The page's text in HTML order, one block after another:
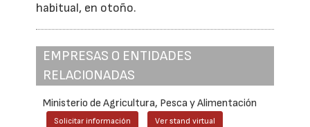
habitual, en otoño.
EMPRESAS O ENTIDADES
RELACIONADAS
Ministerio de Agricultura, Pesca y Alimentación
Solicitar información Ver stand virtual